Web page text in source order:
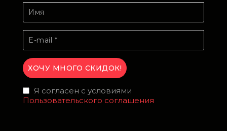
Я согласен с условиями
Пользовательского соглашения